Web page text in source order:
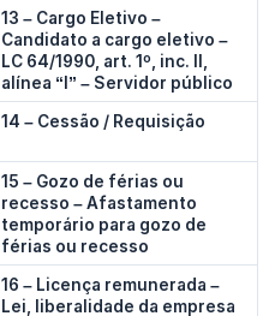
13 – Cargo Eletivo –
Candidato a cargo eletivo –
LC 64/1990, art. 1º, inc. II,
alínea “l” – Servidor público
14 – Cessão / Requisição
15 – Gozo de férias ou
recesso – Afastamento
temporário para gozo de
férias ou recesso
16 – Licença remunerada –
Lei, liberalidade da empresa